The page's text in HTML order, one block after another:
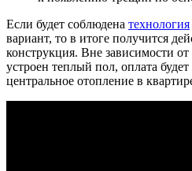
Если будет соблюдена технология
вариант, то в итоге получится
конструкция. Вне зависимости
устроен теплый пол, оплата
центральное отопление в